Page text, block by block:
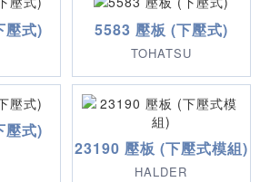
壓式) 5583 壓板 (下壓式)
TOHATSU
壓式)
23190 壓板 (下壓式模組)
HALDER